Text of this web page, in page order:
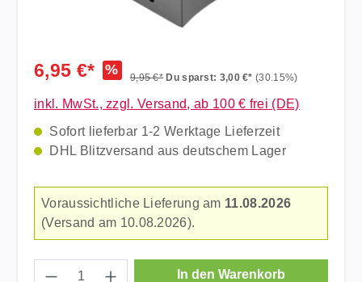
6,95 €* % 9,95 €* Du sparst: 3,00 €*(30.15%)
inkl. MwSt., zzgl. Versand, ab 100 € frei (DE)
Sofort lieferbar 1-2 Werktage Lieferzeit
DHL Blitzversand aus deutschem Lager
Voraussichtliche Lieferung am 11.08.2026
(Versand am 10.08.2026).
Produkt Anzahl: Gib den gewünschten
In den Warenkorb